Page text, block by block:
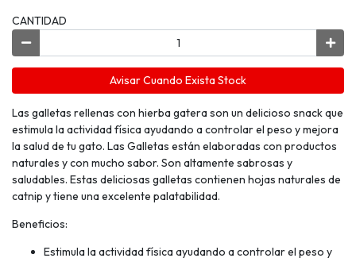
CANTIDAD
Avisar Cuando Exista Stock
Las galletas rellenas con hierba gatera son un delicioso snack que
estimula la actividad física ayudando a controlar el peso y mejora
la salud de tu gato. Las Galletas están elaboradas con productos
naturales y con mucho sabor. Son altamente sabrosas y
saludables. Estas deliciosas galletas contienen hojas naturales de
catnip y tiene una excelente palatabilidad.
Beneficios:
Estimula la actividad física ayudando a controlar el peso y